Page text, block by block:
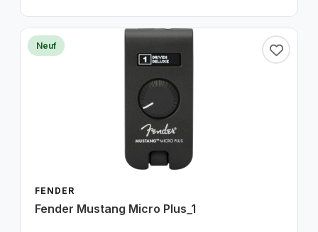
Neuf
FENDER
Fender Mustang Micro Plus_1